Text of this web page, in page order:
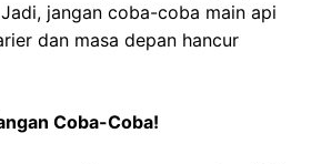
jangan coba-coba main api
dan masa depan hancur
Coba-Coba!